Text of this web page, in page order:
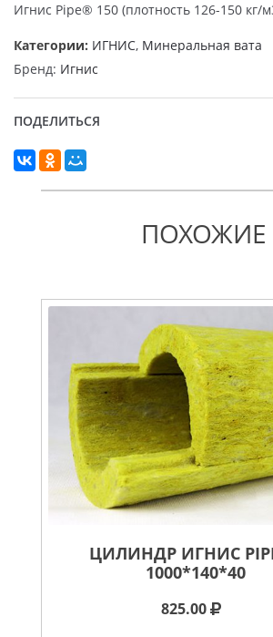
Игнис Pipe® 150 (плотность 126-150 кг/
Категории: ИГНИС, Минеральная вата
Бренд: Игнис
ПОДЕЛИТЬСЯ
ПОХОЖИЕ
ЦИЛИНДР ИГНИС
1000*140*40
825.00